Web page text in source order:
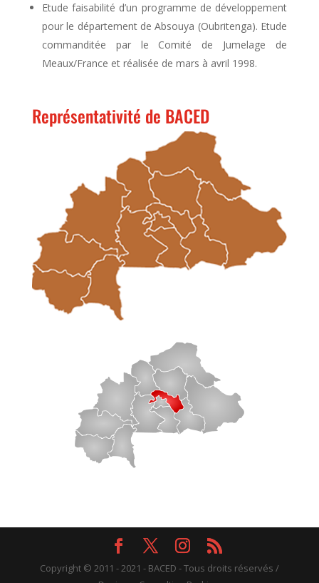
Etude faisabilité d’un programme de développement
pour le département de Absouya (Oubritenga). Etude
commanditée par le Comité de Jumelage de
Meaux/France et réalisée de mars à avril 1998.
Représentativité de BACED
Copyright © 2011 - 2021 - BACED - Tous droits réservés /